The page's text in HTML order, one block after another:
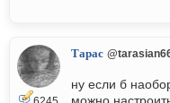
Тарас
ну если б